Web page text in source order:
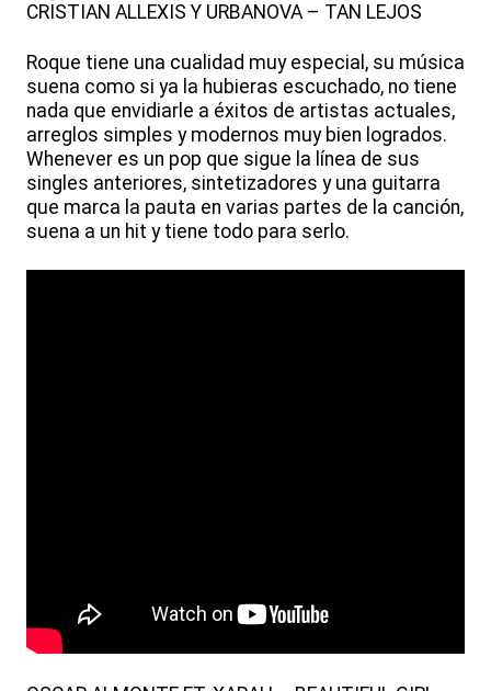
CRISTIAN ALLEXIS Y URBANOVA – TAN LEJOS
Roque tiene una cualidad muy especial, su música
suena como si ya la hubieras escuchado, no tiene
nada que envidiarle a éxitos de artistas actuales,
arreglos simples y modernos muy bien logrados.
Whenever es un pop que sigue la línea de sus
singles anteriores, sintetizadores y una guitarra
que marca la pauta en varias partes de la canción,
suena a un hit y tiene todo para serlo.